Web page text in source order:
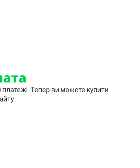
платежі. Тепер ви можете купити